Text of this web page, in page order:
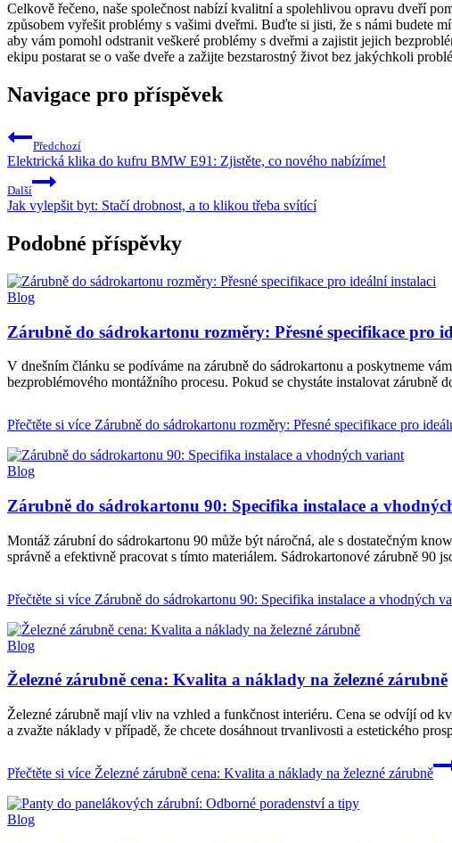
Celkově řečeno, naše společnost nabízí⁢ kvalitní a spolehlivou opravu dveří
způsobem vyřešit problémy s vašimi⁢ dveřmi. Buďte si jisti, že s námi budete
aby vám pomohl odstranit⁢ veškeré problémy s dveřmi a zajistit jejich
ekipu postarat se o vaše dveře a zažijte bezstarostný život bez jakýchkoli‌
Navigace pro příspěvek
Předchozí
Elektrická klika do kufru BMW E91: Zjistěte, co nového nabízíme!
Další
Jak vylepšit byt: Stačí drobnost, a to klikou třeba svítící
Podobné příspěvky
Blog
Zárubně do sádrokartonu rozměry: Přesné specifikace pro
V dnešním článku se podíváme na zárubně do sádrokartonu a poskytneme
bezproblémového montážního procesu. Pokud se chystáte instalovat zárubně
Přečtěte si více Zárubně do sádrokartonu rozměry: Přesné specifikace pro
Blog
Zárubně do sádrokartonu 90: Specifika instalace a
Montáž zárubní do sádrokartonu 90 může být náročná, ale s dostatečným
správně a efektivně pracovat s tímto materiálem. Sádrokartonové zárubně
Přečtěte si více Zárubně do sádrokartonu 90: Specifika instalace a vhodných
Blog
Železné zárubně cena: Kvalita a náklady na železné zárubně
Železné zárubně mají vliv na vzhled a funkčnost interiéru. Cena se odvíjí od
a zvažte náklady v případě, že chcete dosáhnout trvanlivosti a estetického
Přečtěte si více Železné zárubně cena: Kvalita a náklady na železné zárubně
Blog